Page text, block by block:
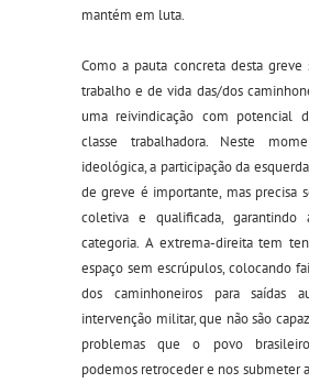
mantém em luta.
Como a pauta concreta desta greve
trabalho e de vida das/dos
uma reivindicação com potencial
classe trabalhadora. Neste
ideológica, a participação da
de greve é importante, mas precisa
coletiva e qualificada, garantindo
categoria. A extrema-direita tem
espaço sem escrúpulos, colocando
dos caminhoneiros para saídas
intervenção militar, que não são
problemas que o povo
podemos retroceder e nos submeter